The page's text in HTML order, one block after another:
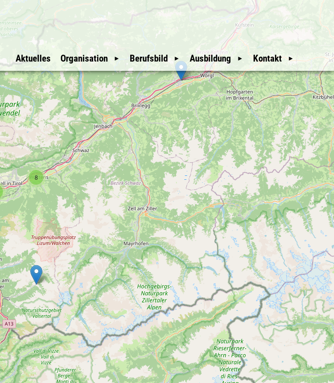
Aktuelles Organisation
Überblick
Vorstand
Vorstandsmitglieder
BFI Vertreter
Rechnungsprüfer
Berufsbild
Wir Waldaufseher
Unsere Geschichte
Ausbildung
Auswahl und
Ausbildung
Kontakt
Waldaufseher Tirols
Überblick
Innsbruck Stadt
Innsbruck Land
Schwaz
Kufstein
Kitzbühel
Osttirol
Imst
Reutte
Landeck
Mitgliederbereich
An- & Abmeldung
Mitglieder
Weitere Hinweise
Downloads
Nützliche Links
Sitemap
Erweiterte Suche
8